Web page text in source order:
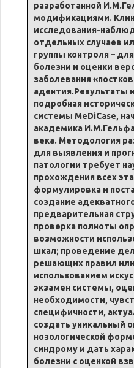
разработанной
модификациями.
исследования-
отдельных случаев
группы контроля –
болезни и оценки
заболевания
адентия.Результаты
подробная
системы MeDiCase,
академика
века. Методология
для выявления и
патологии требует
прохождения всех
формулировка и
создание
предварительная
проверка полноты
возможности
шкал; проведение
решающих правил
использованием
экзамен системы,
необходимости,
специфичности,
создать уникальный
нозологической
синдрому и дать
болезни с оценкой